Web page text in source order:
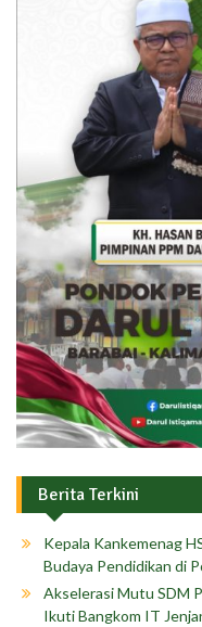
Berita Terkini
Kepala Kankemenag
Budaya Pendidikan di
Akselerasi Mutu SDM
Ikuti Bangkom IT